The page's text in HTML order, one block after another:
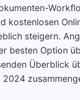
kostenlosen
steigern.
besten Option
Überblick